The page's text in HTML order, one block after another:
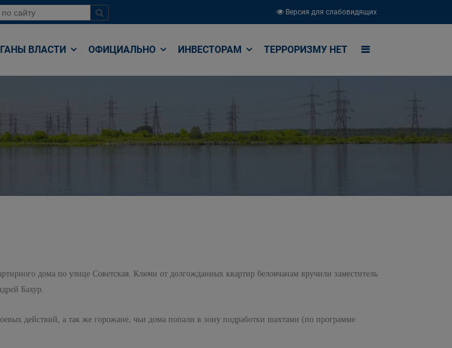
Версия для слабовидящих
ВЛАСТИ ОФИЦИАЛЬНО ИНВЕСТОРАМ ТЕРРОРИЗМУ НЕТ
дома по улице Советская. Ключи от долгожданных квартир беловчанам вручили заместитель
Бахур.
действий, а так же горожане, чьи дома попали в зону подработки шахтами (по программе